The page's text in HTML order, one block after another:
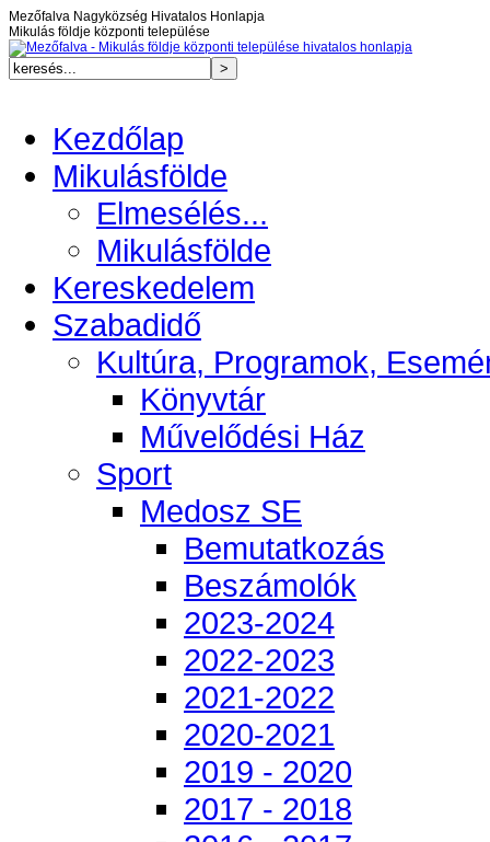
Mezőfalva Nagyközség Hivatalos Honlapja
Mikulás földje központi települése
Kezdőlap
Mikulásfölde
Elmesélés...
Mikulásfölde
Kereskedelem
Szabadidő
Kultúra, Programok,
Könyvtár
Művelődési Ház
Sport
Medosz SE
Bemutatkozás
Beszámolók
2023-2024
2022-2023
2021-2022
2020-2021
2019 - 2020
2017 - 2018